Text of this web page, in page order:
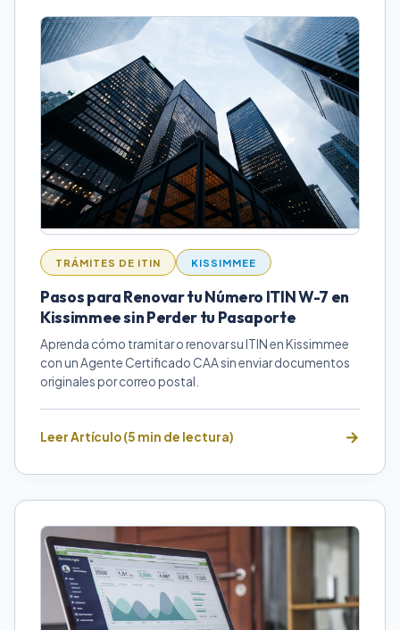
TRÁMITES DE ITIN KISSIMMEE
Pasos para Renovar tu Número ITIN W-7 en
Kissimmee sin Perder tu Pasaporte
Aprenda cómo tramitar o renovar su ITIN en Kissimmee
con un Agente Certificado CAA sin enviar documentos
originales por correo postal.
Leer Artículo (5 min de lectura)